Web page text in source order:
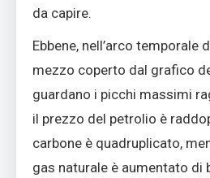
da capire.
Ebbene, nell’arco temporale
mezzo coperto dal grafico
guardano i picchi massimi
il prezzo del petrolio è
carbone è quadruplicato,
gas naturale è aumentato di